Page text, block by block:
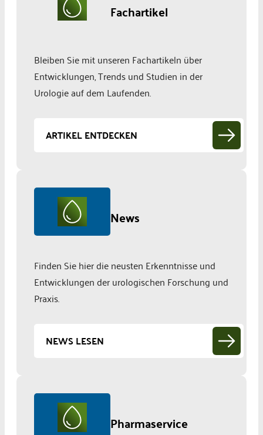
Fachartikel
Bleiben Sie mit unseren Fachartikeln über
Entwicklungen, Trends und Studien in der
Urologie auf dem Laufenden.
ARTIKEL ENTDECKEN
News
Finden Sie hier die neusten Erkenntnisse und
Entwicklungen der urologischen Forschung und
Praxis.
NEWS LESEN
Pharmaservice